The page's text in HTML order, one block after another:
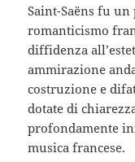
Saint-Saëns fu
romanticismo
diffidenza
ammirazione
costruzione e
dotate di
profondamente
musica francese.